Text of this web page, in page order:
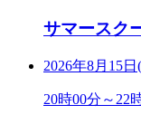
サマースク
2026年8月15日
20時00分～22